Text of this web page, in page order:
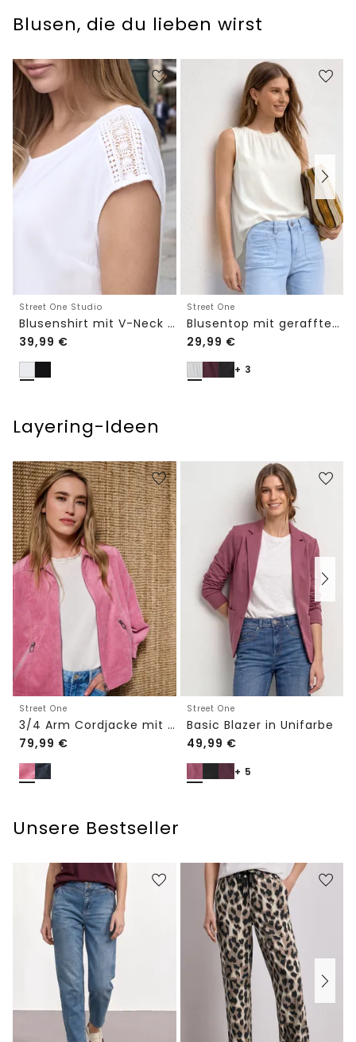
Blusen, die du lieben wirst
Street One Studio
Blusenshirt mit V-Neck und Spitze
39,99 €
Street One
Blusentop mit gerafftem Rundhals
29,99 €
+ 3
Layering-Ideen
Street One
3/4 Arm Cordjacke mit Hemdkragen
79,99 €
Street One
Basic Blazer in Unifarbe
49,99 €
+ 5
Unsere Bestseller